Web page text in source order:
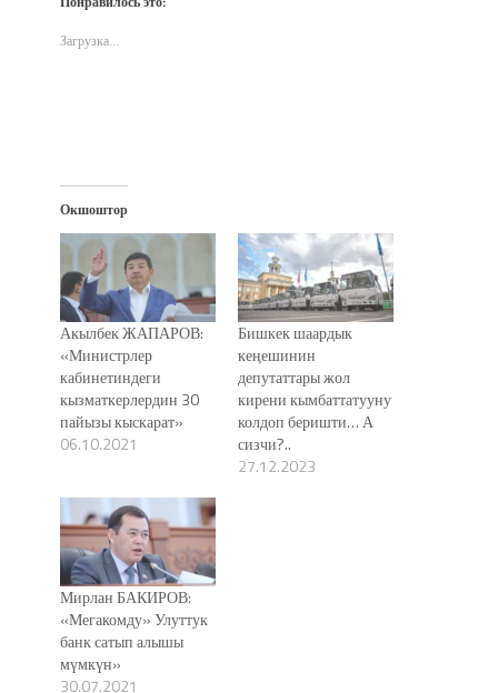
в
окне)
в
Загрузка...
Окшоштор
Акылбек ЖАПАРОВ:
«Министрлер
кабинетиндеги
кызматкерлердин 30
пайызы кыскарат»
06.10.2021
Бишкек шаардык
кеңешинин
депутаттары жол
кирени кымбаттатууну
колдоп беришти… А
сизчи?..
27.12.2023
Мирлан БАКИРОВ:
«Мегакомду» Улуттук
банк сатып алышы
мүмкүн»
30.07.2021